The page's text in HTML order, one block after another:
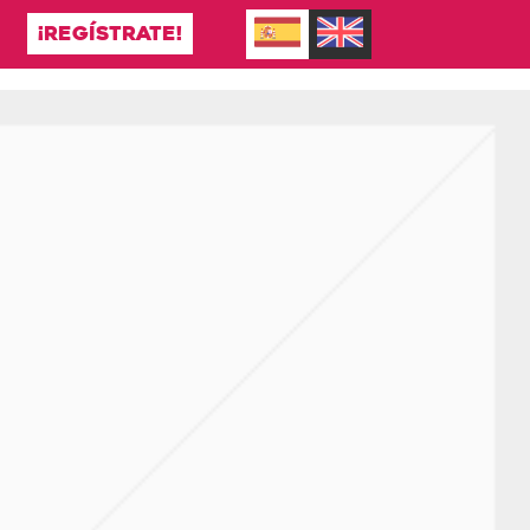
¡REGÍSTRATE!